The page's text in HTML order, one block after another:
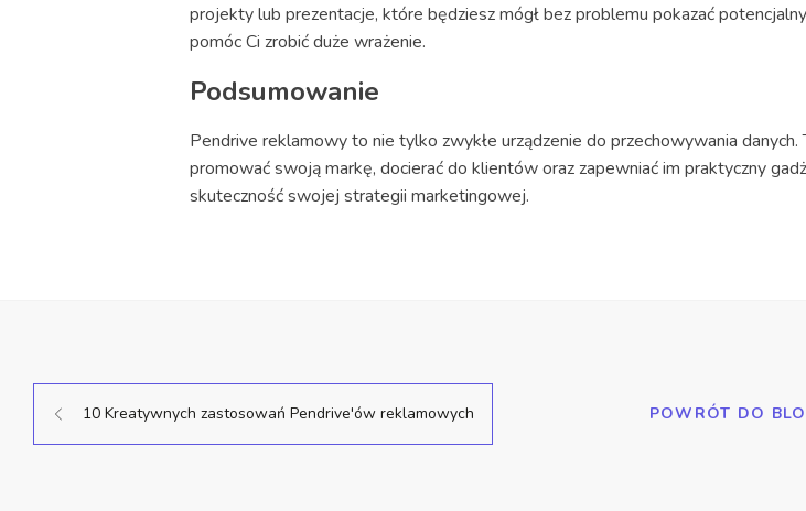
projekty lub prezentacje, które będziesz mógł bez problemu pokazać
pomóc Ci zrobić duże wrażenie.
Podsumowanie
Pendrive reklamowy to nie tylko zwykłe urządzenie do przechowywania
promować swoją markę, docierać do klientów oraz zapewniać im praktyczny
skuteczność swojej strategii marketingowej.
10 Kreatywnych zastosowań Pendrive'ów reklamowych POWRÓT DO